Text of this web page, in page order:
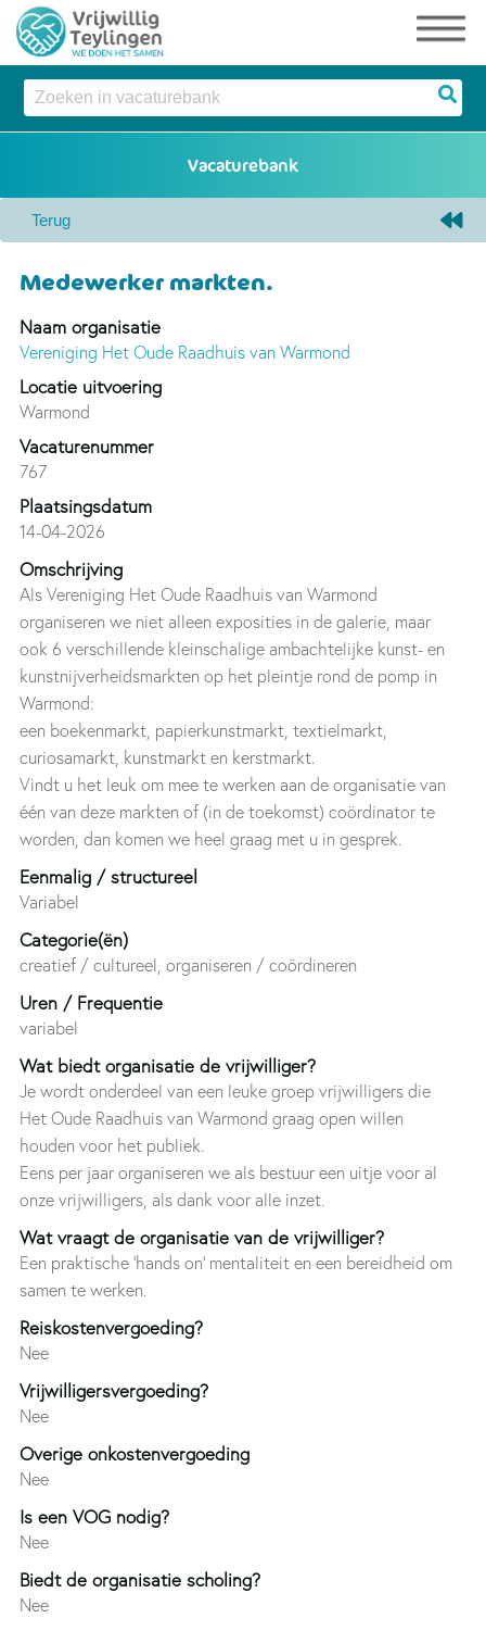
Medewerker markten.
Naam organisatie
Vereniging Het Oude Raadhuis van Warmond
Locatie uitvoering
Warmond
Vacaturenummer
767
Plaatsingsdatum
14-04-2026
Omschrijving
Als Vereniging Het Oude Raadhuis van Warmond
organiseren we niet alleen exposities in de galerie, maar
ook 6 verschillende kleinschalige ambachtelijke kunst- en
kunstnijverheidsmarkten op het pleintje rond de pomp in
Warmond:
een boekenmarkt, papierkunstmarkt, textielmarkt,
curiosamarkt, kunstmarkt en kerstmarkt.
Vindt u het leuk om mee te werken aan de organisatie van
één van deze markten of (in de toekomst) coördinator te
worden, dan komen we heel graag met u in gesprek.
Eenmalig / structureel
Variabel
Categorie(ën)
creatief / cultureel, organiseren / coördineren
Uren / Frequentie
variabel
Wat biedt organisatie de vrijwilliger?
Je wordt onderdeel van een leuke groep vrijwilligers die
Het Oude Raadhuis van Warmond graag open willen
houden voor het publiek.
Eens per jaar organiseren we als bestuur een uitje voor al
onze vrijwilligers, als dank voor alle inzet.
Wat vraagt de organisatie van de vrijwilliger?
Een praktische 'hands on' mentaliteit en een bereidheid om
samen te werken.
Reiskostenvergoeding?
Nee
Vrijwilligersvergoeding?
Nee
Overige onkostenvergoeding
Nee
Is een VOG nodig?
Nee
Biedt de organisatie scholing?
Nee